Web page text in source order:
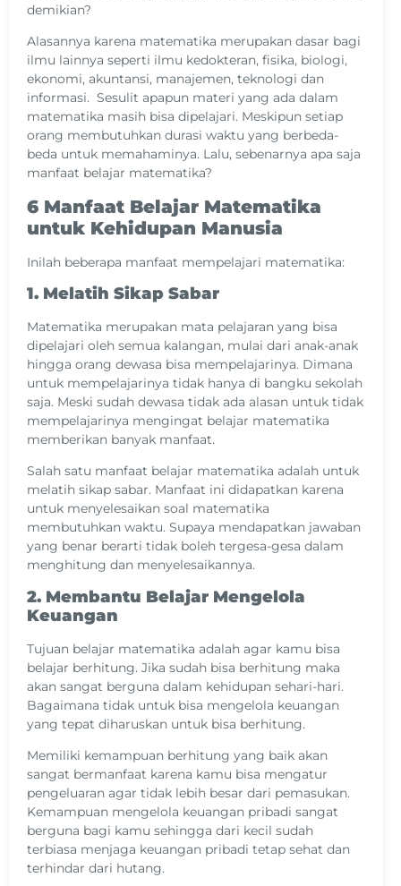
demikian?
Alasannya karena matematika merupakan dasar bagi
ilmu lainnya seperti ilmu kedokteran, fisika, biologi,
ekonomi, akuntansi, manajemen, teknologi dan
informasi. Sesulit apapun materi yang ada dalam
matematika masih bisa dipelajari. Meskipun setiap
orang membutuhkan durasi waktu yang berbeda-
beda untuk memahaminya. Lalu, sebenarnya apa saja
manfaat belajar matematika?
6 Manfaat Belajar Matematika
untuk Kehidupan Manusia
Inilah beberapa manfaat mempelajari matematika:
1. Melatih Sikap Sabar
Matematika merupakan mata pelajaran yang bisa
dipelajari oleh semua kalangan, mulai dari anak-anak
hingga orang dewasa bisa mempelajarinya. Dimana
untuk mempelajarinya tidak hanya di bangku sekolah
saja. Meski sudah dewasa tidak ada alasan untuk tidak
mempelajarinya mengingat belajar matematika
memberikan banyak manfaat.
Salah satu manfaat belajar matematika adalah untuk
melatih sikap sabar. Manfaat ini didapatkan karena
untuk menyelesaikan soal matematika
membutuhkan waktu. Supaya mendapatkan jawaban
yang benar berarti tidak boleh tergesa-gesa dalam
menghitung dan menyelesaikannya.
2. Membantu Belajar Mengelola
Keuangan
Tujuan belajar matematika adalah agar kamu bisa
belajar berhitung. Jika sudah bisa berhitung maka
akan sangat berguna dalam kehidupan sehari-hari.
Bagaimana tidak untuk bisa mengelola keuangan
yang tepat diharuskan untuk bisa berhitung.
Memiliki kemampuan berhitung yang baik akan
sangat bermanfaat karena kamu bisa mengatur
pengeluaran agar tidak lebih besar dari pemasukan.
Kemampuan mengelola keuangan pribadi sangat
berguna bagi kamu sehingga dari kecil sudah
terbiasa menjaga keuangan pribadi tetap sehat dan
terhindar dari hutang.